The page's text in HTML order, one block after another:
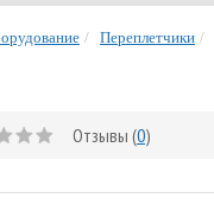
Переплетчики
Отзывы (0)